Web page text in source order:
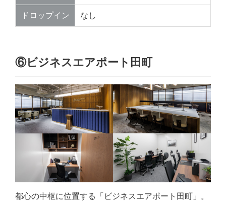
ドロップイン なし
⑥ビジネスエアポート田町
都心の中枢に位置する「ビジネスエアポート田町」。